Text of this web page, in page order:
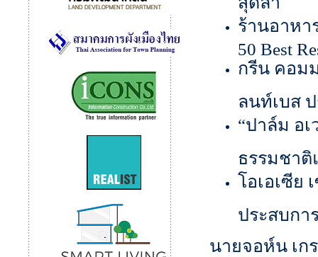
ร้านอาหา
50 Best
กรีน คอม
ลนท์เบส
“ปาล์ม อเ
ธรรมชาติ
โอเอเซีย
ประสบกา
นายจอห์น เก